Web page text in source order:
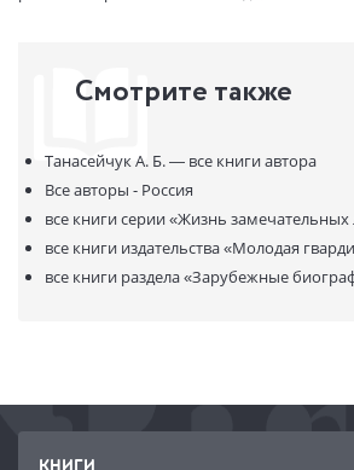
человеческие потери.
Автор книги — литературовед-
убедительный портрет незаурядного
Смотрите также
Танасейчук А. Б. — все книги автора
Все авторы - Россия
все книги серии«Жизнь
все книги издательства«Молодая
все книги раздела«Зарубежные
КНИГИ